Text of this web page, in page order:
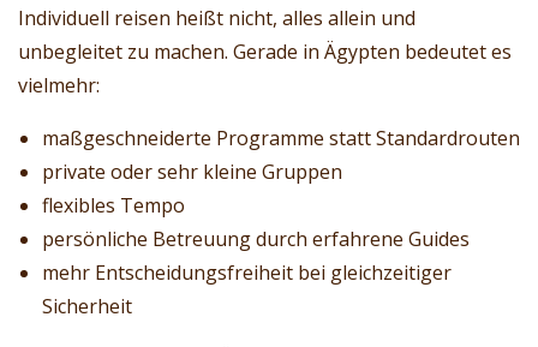
Individuell reisen heißt nicht, alles allein und
unbegleitet zu machen. Gerade in Ägypten bedeutet es
vielmehr:
maßgeschneiderte Programme statt Standardrouten
private oder sehr kleine Gruppen
flexibles Tempo
persönliche Betreuung durch erfahrene Guides
mehr Entscheidungsfreiheit bei gleichzeitiger
Sicherheit